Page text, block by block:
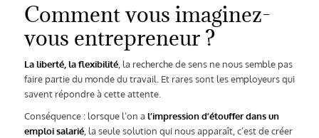
Comment vous imaginez-
vous entrepreneur ?
La liberté, la flexibilité, la recherche de sens ne nous semble pas
faire partie du monde du travail. Et rares sont les employeurs qui
savent répondre à cette attente.
Conséquence : lorsque l’on a l’impression d’étouffer dans un
emploi salarié, la seule solution qui nous apparaît, c’est de créer